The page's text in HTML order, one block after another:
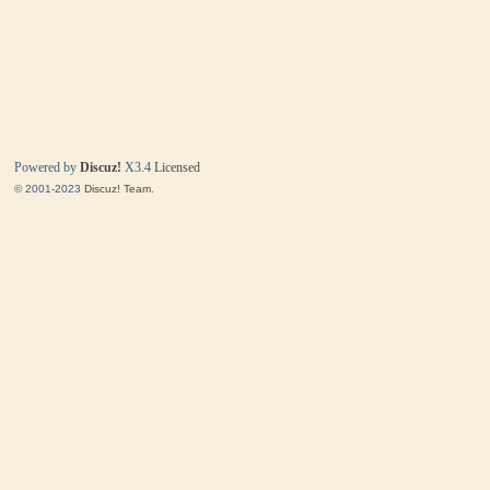
Powered byDiscuz! X3.4 Licensed
© 2001-2023Discuz! Team